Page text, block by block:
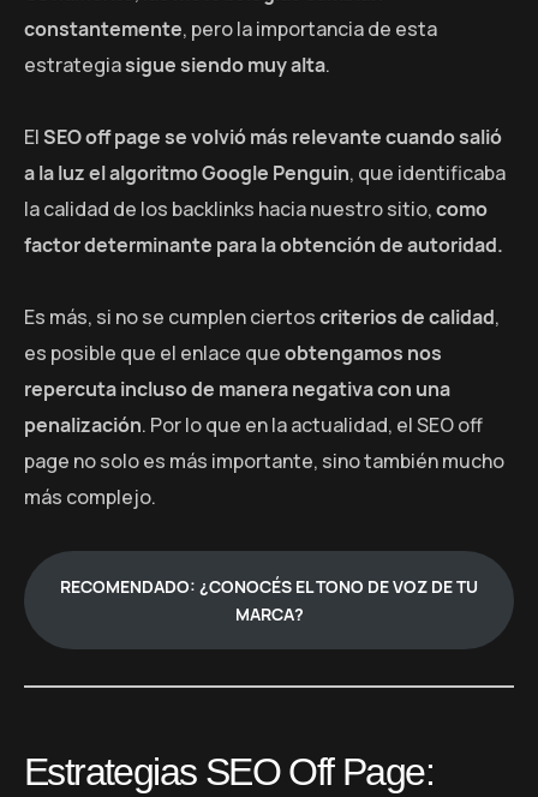
constantemente, pero la importancia de esta
estrategiasigue siendo muy alta.
ElSEO off page se volvió más relevante cuando salió
a la luz el algoritmo Google Penguin, que identificaba
la calidad de los backlinks hacia nuestro sitio,como
factor determinante para la obtención de autoridad.
Es más, si no se cumplen ciertoscriterios de calidad,
es posible que el enlace queobtengamos nos
repercuta incluso de manera negativa con una
penalización. Por lo que en la actualidad, el SEO off
page no solo es más importante, sino también mucho
más complejo.
RECOMENDADO: ¿CONOCÉS EL TONO DE VOZ DE TU
MARCA?
Estrategias SEO Off Page: